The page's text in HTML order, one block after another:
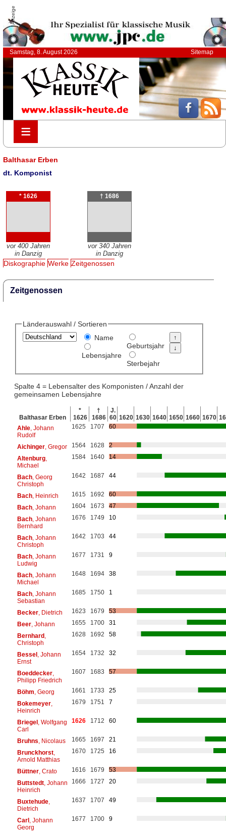
Anzeige
Samstag, 8. August 2026 Sitemap
≡
≡
Balthasar Erben
dt. Komponist
* 1626
vor 400 Jahren
in Danzig
† 1686
vor 340 Jahren
in Danzig
Diskographie Werke Zeitgenossen
Zeitgenossen
Länderauswahl / Sortieren
Name
Lebensjahre
Geburtsjahr
Sterbejahr
Spalte 4 = Lebensalter des Komponisten / Anzahl der
gemeinsamen Lebensjahre
Balthasar Erben
*
1626
†
1686
J.
60 1620 1630 1640 1650 1660 1670
Ahle, Johann
Rudolf
1625 1707 60
Aichinger, Gregor 1564 1628
2
Altenburg,
Michael
1584 1640 14
Bach, Georg
Christoph
1642 1687 44
Bach, Heinrich 1615 1692
60
Bach, Johann 1604 1673
47
Bach, Johann
Bernhard
1676 1749 10
Bach, Johann
Christoph
1642 1703 44
Bach, Johann
Ludwig
1677 1731 9
Bach, Johann
Michael
1648 1694 38
Bach, Johann
Sebastian
1685 1750 1
Becker, Dietrich 1623 1679
53
Beer, Johann 1655 1700
31
Bernhard,
Christoph
1628 1692 58
Bessel, Johann
Ernst
1654 1732 32
Boeddecker,
Philipp Friedrich
1607 1683 57
Böhm , Georg 1661 1733
25
Bokemeyer,
Heinrich
1679 1751 7
Briegel, Wolfgang
Carl
1626 1712 60
Bruhns , Nicolaus 1665 1697
21
Brunckhorst,
Arnold Matthias
1670 1725 16
Büttner, Crato 1616 1679
53
Buttstedt, Johann
Heinrich
1666 1727 20
Buxtehude,
Dietrich
1637 1707 49
Carl, Johann
Georg
1677 1700 9